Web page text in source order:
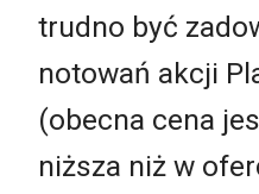
trudno być
notowań akcji
(obecna cena
niższa niż w